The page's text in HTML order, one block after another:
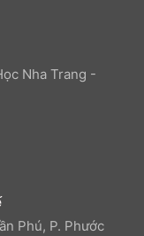
Nha Trang -
Phú, P. Phước